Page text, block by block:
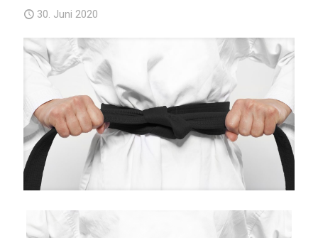
30. Juni 2020